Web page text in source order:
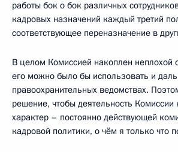
работы бок о бок различных
кадровых назначений каждый третий
соответствующее переназначение в
В целом Комиссией накоплен неплохой
его можно было бы использовать и
правоохранительных ведомствах.
решение, чтобы деятельность Комиссии
характер – постоянно действующей
кадровой политики, о чём я только что